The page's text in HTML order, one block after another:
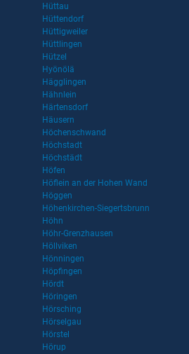
Hüttau
Hüttendorf
Hüttigweiler
Hüttlingen
Hützel
Hyönölä
Hägglingen
Hähnlein
Härtensdorf
Häusern
Höchenschwand
Höchstadt
Höchstädt
Höfen
Höflein an der Hohen Wand
Höggen
Höhenkirchen-Siegertsbrunn
Höhn
Höhr-Grenzhausen
Höllviken
Hönningen
Höpfingen
Hördt
Höringen
Hörsching
Hörselgau
Hörstel
Hörup